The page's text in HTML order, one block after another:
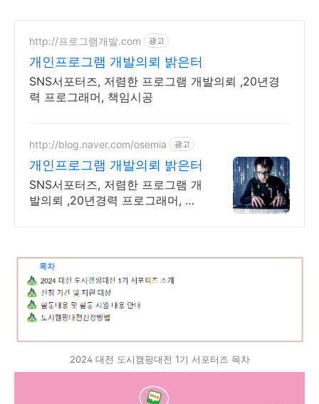
http://프로그램개발.com 광고
개인프로그램 개발의뢰 밝은터
SNS서포터즈, 저렴한 프로그램 개발의뢰 ,20년경
력 프로그래머, 책임시공
http://blog.naver.com/osemia 광고
개인프로그램 개발의뢰 밝은터
SNS서포터즈, 저렴한 프로그램 개
발의뢰 ,20년경력 프로그래머, 책
2024 대전 도시캠핑대전 1기 서포터즈 목차